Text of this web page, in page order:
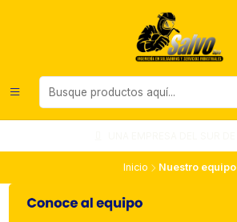
Inicio Nuestro equipo